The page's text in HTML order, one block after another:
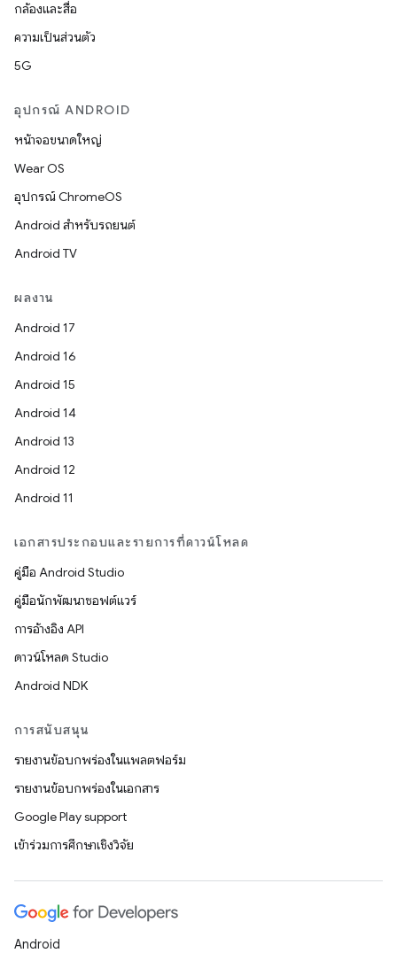
กล้องและสื่อ
ความเป็นส่วนตัว
5G
อุปกรณ์ ANDROID
หน้าจอขนาดใหญ่
Wear OS
อุปกรณ์ ChromeOS
Android สำหรับรถยนต์
Android TV
ผลงาน
Android 17
Android 16
Android 15
Android 14
Android 13
Android 12
Android 11
เอกสารประกอบและรายการที่ดาวน์โหลด
คู่มือ Android Studio
คู่มือนักพัฒนาซอฟต์แวร์
การอ้างอิง API
ดาวน์โหลด Studio
Android NDK
การสนับสนุน
รายงานข้อบกพร่องในแพลตฟอร์ม
รายงานข้อบกพร่องในเอกสาร
Google Play support
เข้าร่วมการศึกษาเชิงวิจัย
Android